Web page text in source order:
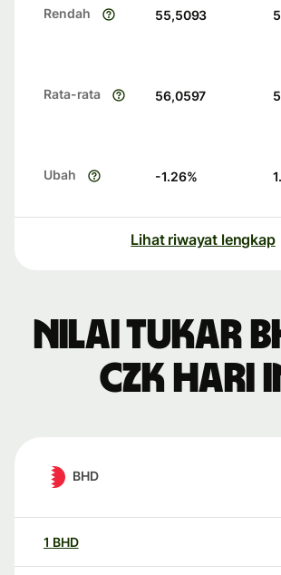
Rendah 55,5093
Rata-rata 56,0597
Ubah -1.26%
Lihat riwayat lengkap
Nilai tukar
CZK hari
BHD
1 BHD